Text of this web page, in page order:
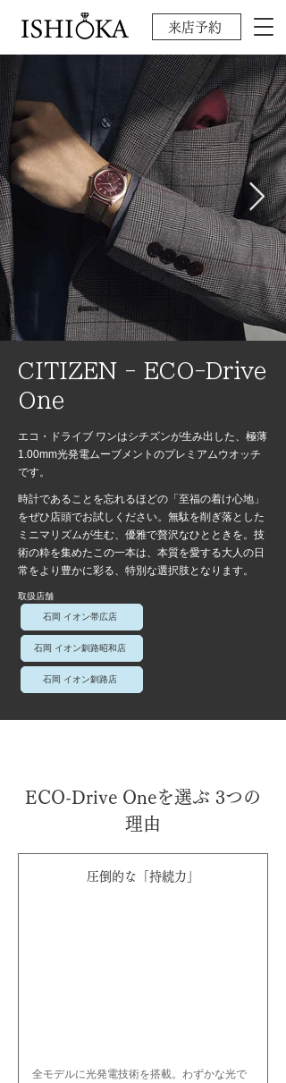
来店予約
CITIZEN - ECO-Drive
One
エコ・ドライブ ワンはシチズンが生み出した、極薄
1.00mm光発電ムーブメントのプレミアムウオッチ
です。
時計であることを忘れるほどの「至福の着け心地」
をぜひ店頭でお試しください。無駄を削ぎ落とした
ミニマリズムが生む、優雅で贅沢なひとときを。技
術の粋を集めたこの一本は、本質を愛する大人の日
常をより豊かに彩る、特別な選択肢となります。
取扱店舗
石岡 イオン帯広店
石岡 イオン釧路昭和店
石岡 イオン釧路店
ECO-Drive Oneを選ぶ 3つの
理由
圧倒的な「持続力」
全モデルに光発電技術を搭載。わずかな光で